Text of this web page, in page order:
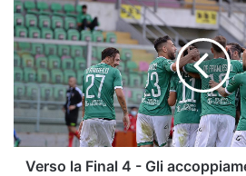
la
Final
4
-
Gli
accoppiamenti
per
le
semifinali
Verso la Final 4 - Gli